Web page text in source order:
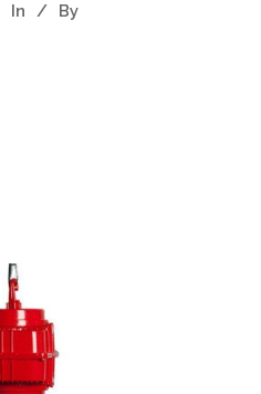
In
By